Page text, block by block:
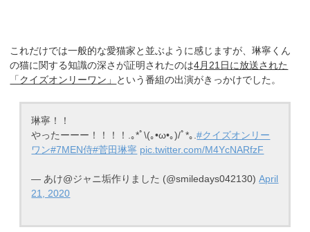
これだけでは一般的な愛猫家と並ぶように感じますが、琳寧くん
の猫に関する知識の深さが証明されたのは4月21日に放送された
「クイズオンリーワン」 という番組の出演がきっかけでした。
琳寧！！
やったーーー！！！！.｡*ﾟ\(｡•ω•｡)/ﾟ*｡.#クイズオンリー
ワン#7MEN侍#菅田琳寧 pic.twitter.com/M4YcNARfzF
— あけ@ジャニ垢作りました (@smiledays042130)April
21, 2020